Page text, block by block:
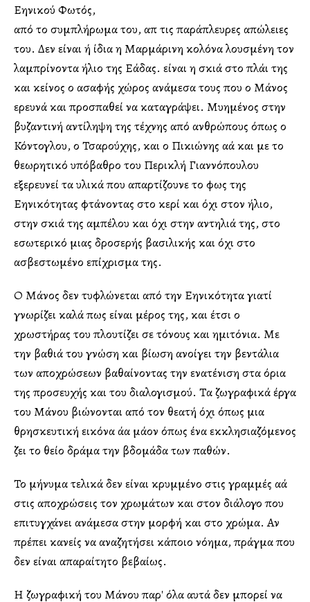
Ελληνικού Φωτός,
από το συμπλήρωμα του, απ τις παράπλευρες απώλειες
του. Δεν είναι ή ίδια η Μαρμάρινη κολόνα λουσμένη τον
λαμπρίνοντα ήλιο της Ελλάδας. είναι η σκιά στο πλάι της
και κείνος ο ασαφής χώρος ανάμεσα τους που ο Μάνος
ερευνά και προσπαθεί να καταγράψει. Μυημένος στην
βυζαντινή αντίληψη της τέχνης από ανθρώπους όπως ο
Κόντογλου, ο Τσαρούχης, και ο Πικιώνης αλλά και με το
θεωρητικό υπόβαθρο του Περικλή Γιαννόπουλου
εξερευνεί τα υλικά που απαρτίζουνε το φως της
Ελληνικότητας φτάνοντας στο κερί και όχι στον ήλιο,
στην σκιά της αμπέλου και όχι στην αντηλιά της, στο
εσωτερικό μιας δροσερής βασιλικής και όχι στο
ασβεστωμένο επίχρισμα της.
Ο Μάνος δεν τυφλώνεται από την Ελληνικότητα γιατί
γνωρίζει καλά πως είναι μέρος της, και έτσι ο
χρωστήρας του πλουτίζει σε τόνους και ημιτόνια. Με
την βαθιά του γνώση και βίωση ανοίγει την βεντάλια
των αποχρώσεων βαθαίνοντας την ενατένιση στα όρια
της προσευχής και του διαλογισμού. Τα ζωγραφικά έργα
του Μάνου βιώνονται από τον θεατή όχι όπως μια
θρησκευτική εικόνα άλλα μάλλον όπως ένα εκκλησιαζόμενος
ζει το θείο δράμα την βδομάδα των παθών.
Το μήνυμα τελικά δεν είναι κρυμμένο στις γραμμές αλλά
στις αποχρώσεις τον χρωμάτων και στον διάλογο που
επιτυγχάνει ανάμεσα στην μορφή και στο χρώμα. Αν
πρέπει κανείς να αναζητήσει κάποιο νόημα, πράγμα που
δεν είναι απαραίτητο βεβαίως.
Η ζωγραφική του Μάνου παρ' όλα αυτά δεν μπορεί να